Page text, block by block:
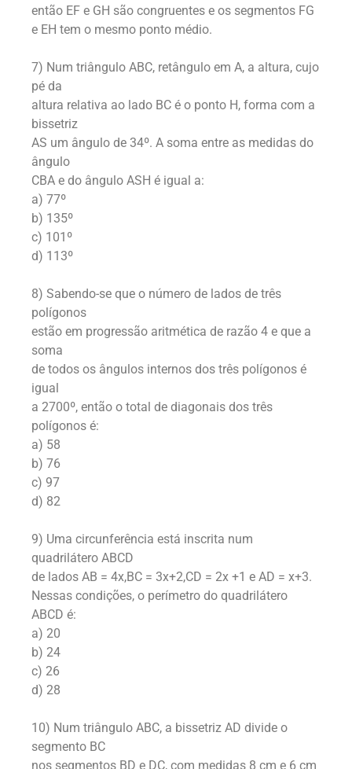
então EF e GH são congruentes e os segmentos FG
e EH tem o mesmo ponto médio.
7) Num triângulo ABC, retângulo em A, a altura, cujo
pé da
altura relativa ao lado BC é o ponto H, forma com a
bissetriz
AS um ângulo de 34º. A soma entre as medidas do
ângulo
CBA e do ângulo ASH é igual a:
a) 77º
b) 135º
c) 101º
d) 113º
8) Sabendo-se que o número de lados de três
polígonos
estão em progressão aritmética de razão 4 e que a
soma
de todos os ângulos internos dos três polígonos é
igual
a 2700º, então o total de diagonais dos três
polígonos é:
a) 58
b) 76
c) 97
d) 82
9) Uma circunferência está inscrita num
quadrilátero ABCD
de lados AB = 4x,BC = 3x+2,CD = 2x +1 e AD = x+3.
Nessas condições, o perímetro do quadrilátero
ABCD é:
a) 20
b) 24
c) 26
d) 28
10) Num triângulo ABC, a bissetriz AD divide o
segmento BC
nos segmentos BD e DC, com medidas 8 cm e 6 cm